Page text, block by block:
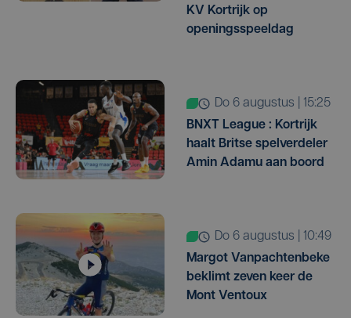
KV Kortrijk op
openingsspeeldag
do 6 augustus | 15:25
BNXT League : Kortrijk
haalt Britse spelverdeler
Amin Adamu aan boord
do 6 augustus | 10:49
Margot Vanpachtenbeke
beklimt zeven keer de
Mont Ventoux